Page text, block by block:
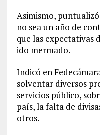
Asimismo,
no sea un año de
que las expectativas
ido mermado.
Indicó en
solventar diversos
servicios público,
país, la falta de
otros.